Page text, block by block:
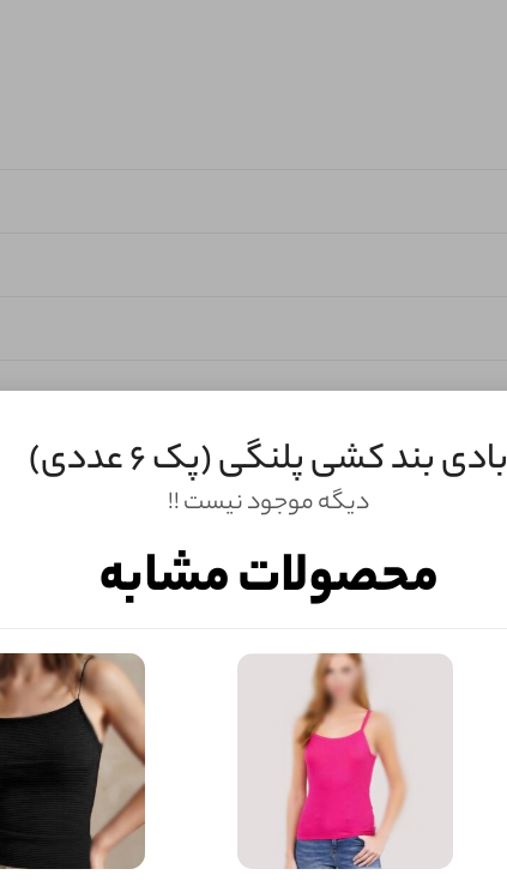
ثبـــــت‌دیدگاه
شما هم می‌توانید در مورد این کالا نظر دهید.
بادی بند کشی پلنگی (پک 6 عددی)
دیگه موجود نیست !!
محصولات مشابه